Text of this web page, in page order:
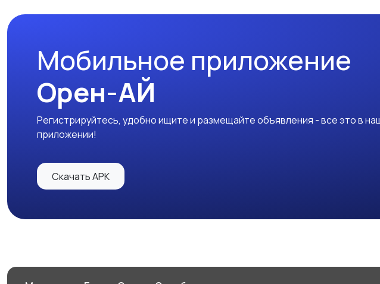
Мобильное приложение
Орен-АЙ
Регистрируйтесь, удобно ищите и размещайте объявления - все это в
приложении!
Скачать APK